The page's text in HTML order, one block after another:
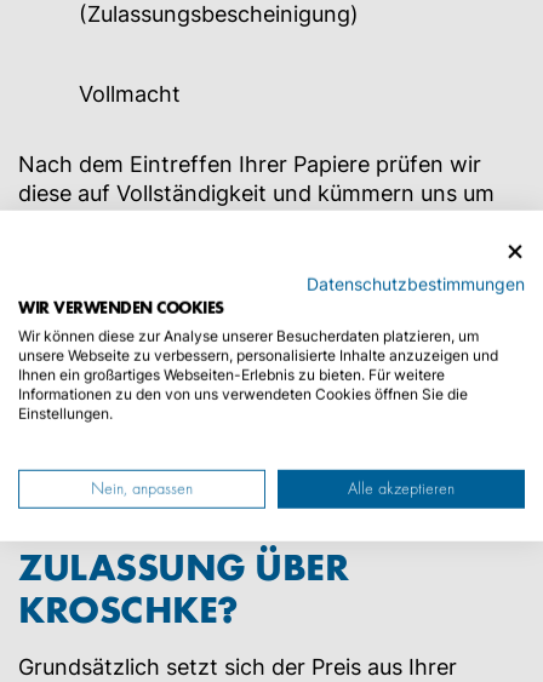
(Zulassungsbescheinigung)
Vollmacht
Nach dem Eintreffen Ihrer Papiere prüfen wir
diese auf Vollständigkeit und kümmern uns um
weniger
Tagezuverlässig anbieten. Sobald wir Ihre
Zulassungdurchgeführt haben, erhalten Sie Ihre
Dokumente von uns perExpressversand
zurückgeschickt.Fertig.Überzeugen Sie sich
selbst von unseren vielen zufriedenen Kunden
WAS KOSTET DIE
ZULASSUNG ÜBER
KROSCHKE?
Grundsätzlich setzt sich der Preis aus Ihrer
Datenschutzbestimmungen
WIR VERWENDEN COOKIES
Wir können diese zur Analyse unserer Besucherdaten platzieren, um
unsere Webseite zu verbessern, personalisierte Inhalte anzuzeigen und
Ihnen ein großartiges Webseiten-Erlebnis zu bieten. Für weitere
Informationen zu den von uns verwendeten Cookies öffnen Sie die
Einstellungen.
Nein, anpassen Alle akzeptieren